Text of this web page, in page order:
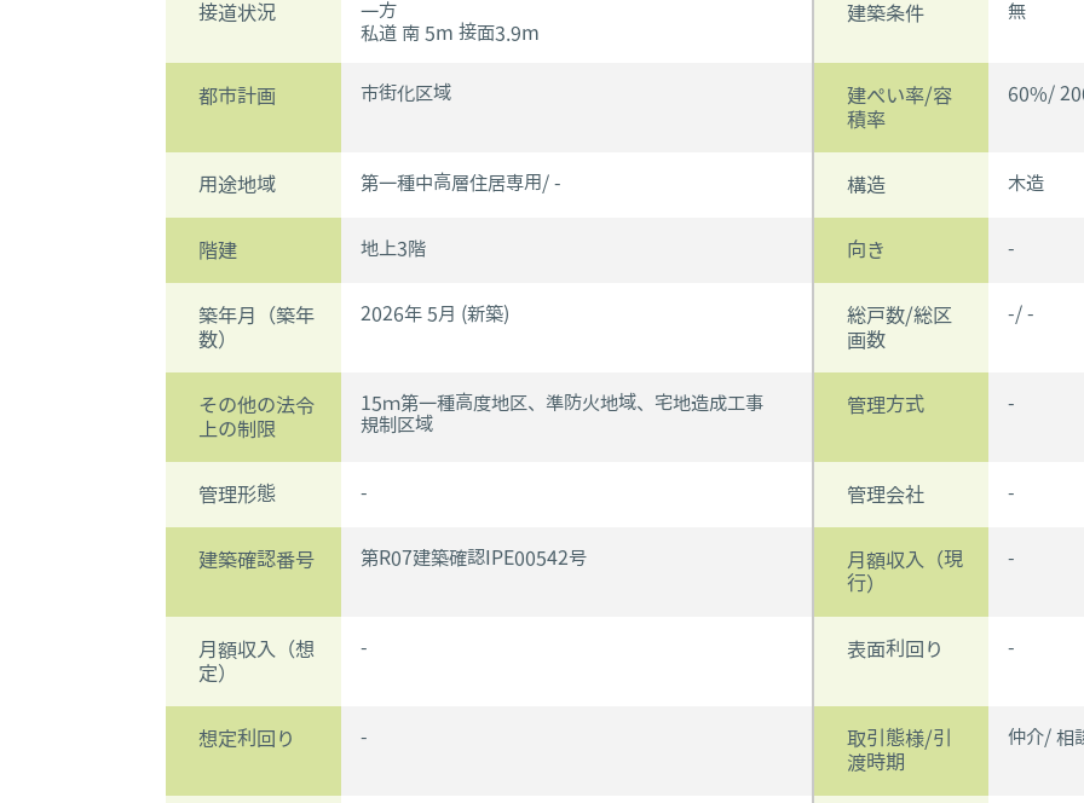
接道状況
一方
私道 南 5m 接面3.9m
建築条件 無
都市計画 市街化区域
建ぺい率/容
積率
60%/
用途地域 第一種中高層住居専用/ - 構造 木造
階建 地上3階 向き -
築年月（築年
数）
2026年 5月 (新築)
総戸数/総区
画数
-/ -
その他の法令
上の制限
15ｍ第一種高度地区、準防火地域、宅地造成工事
規制区域
管理方式 -
管理形態 - 管理会社 -
建築確認番号 第R07建築確認IPE00542号
月額収入（現
行）
-
月額収入（想
定）
- 表面利回り -
想定利回り -
取引態様/引
渡時期
仲介/ 相